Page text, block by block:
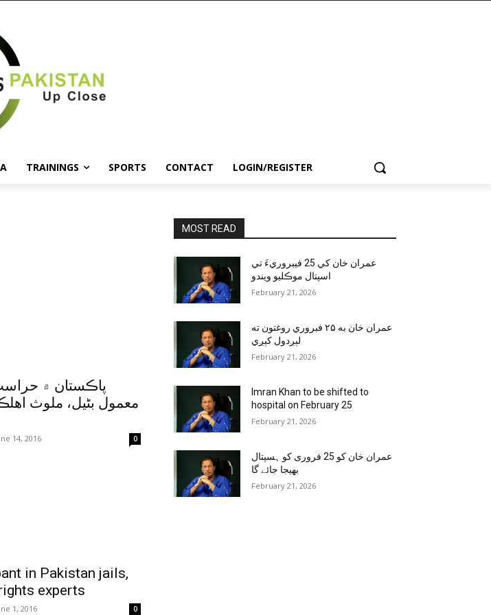
TRAININGS SPORTS CONTACT LOGIN/REGISTER
پاڪستان ۾
معمول بڻيل، ملوث
14, 2016 0
in Pakistan jails,
experts
1, 2016 0
MOST READ
عمران خان کي 25 فيبروريءَ تي
اسپتال موڪليو ويندو
February 21, 2026
عمران خان به ۲۵ فبروري روغتون ته
لېږدول کېږي
February 21, 2026
Imran Khan to be shifted to
hospital on February 25
February 21, 2026
عمران خان کو 25 فروری کو ہسپتال
بھیجا جائے گا
February 21, 2026